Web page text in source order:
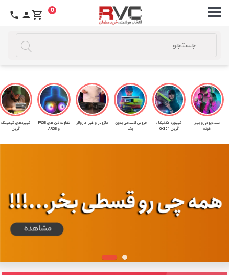
0
استادیوم رو بیار
خونه
کیبورد مکانیکال
گرین GK801
فروش اقساطی بدون
چک
ماژولار و غیر ماژولار
تفاوت فن های FRGB
و ARGB
کیبردهای گیمینگ
گرین